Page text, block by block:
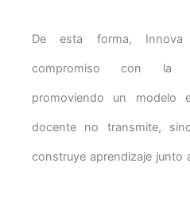
De esta forma, Innova
compromiso con la
promoviendo un modelo
docente no transmite,
construye aprendizaje junto